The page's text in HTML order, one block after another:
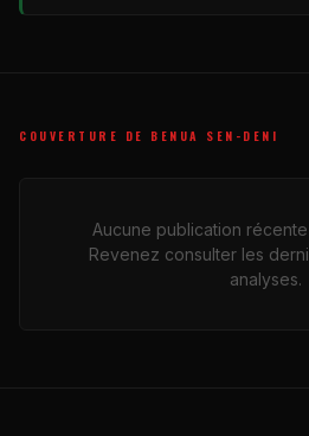
COUVERTURE DE BENUA SEN-DENI
Aucune publication
Revenez consulter les
analyses.